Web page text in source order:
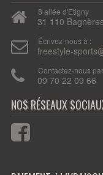
8 allée d'Etigny
31 110
Écrivez-nous à :
freestyle-
Contactez-nous
09 70 22 09 66